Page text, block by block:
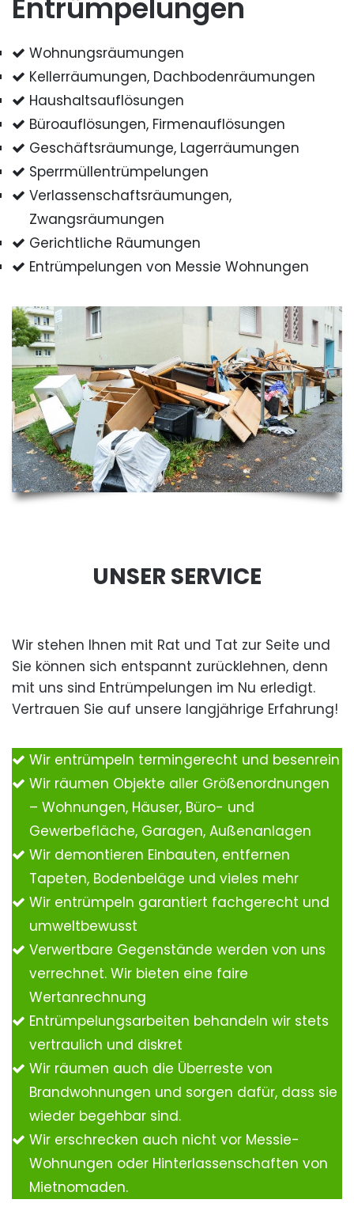
Entrümpelungen
Wohnungsräumungen
Kellerräumungen, Dachbodenräumungen
Haushaltsauflösungen
Büroauflösungen, Firmenauflösungen
Geschäftsräumunge, Lagerräumungen
Sperrmüllentrümpelungen
Verlassenschaftsräumungen,
Zwangsräumungen
Gerichtliche Räumungen
Entrümpelungen von Messie Wohnungen
UNSER SERVICE
Wir stehen Ihnen mit Rat und Tat zur Seite und
Sie können sich entspannt zurücklehnen, denn
mit uns sind Entrümpelungen im Nu erledigt.
Vertrauen Sie auf unsere langjährige Erfahrung!
Wir entrümpeln termingerecht und besenrein
Wir räumen Objekte aller Größenordnungen
– Wohnungen, Häuser, Büro- und
Gewerbefläche, Garagen, Außenanlagen
Wir demontieren Einbauten, entfernen
Tapeten, Bodenbeläge und vieles mehr
Wir entrümpeln garantiert fachgerecht und
umweltbewusst
Verwertbare Gegenstände werden von uns
verrechnet. Wir bieten eine faire
Wertanrechnung
Entrümpelungsarbeiten behandeln wir stets
vertraulich und diskret
Wir räumen auch die Überreste von
Brandwohnungen und sorgen dafür, dass sie
wieder begehbar sind.
Wir erschrecken auch nicht vor Messie-
Wohnungen oder Hinterlassenschaften von
Mietnomaden.